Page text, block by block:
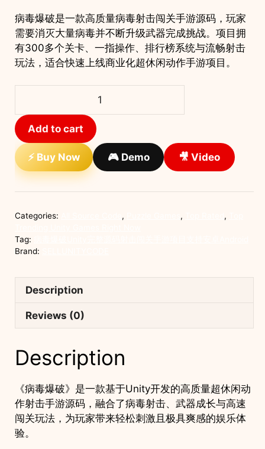
病毒爆破是一款高质量病毒射击闯关手游源码，玩家
需要消灭大量病毒并不断升级武器完成挑战。项目拥
有300多个关卡、一指操作、排行榜系统与流畅射击
玩法，适合快速上线商业化超休闲动作手游项目。
爆
破
Unity
完
整
源
码
击
闯
目
卓
Android
quantity
Add to cart
⚡ Buy Now 🎮 Demo 🎥 Video
Categories: , , ,
Tag:
Brand:
Description
Reviews (0)
Description
《病毒爆破》是一款基于Unity开发的高质量超休闲动
作射击手游源码，融合了病毒射击、武器成长与高速
闯关玩法，为玩家带来轻松刺激且极具爽感的娱乐体
验。